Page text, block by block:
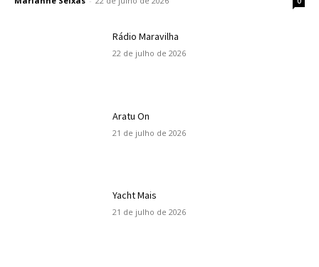
Rádio Maravilha
22 de julho de 2026
Aratu On
21 de julho de 2026
Yacht Mais
21 de julho de 2026